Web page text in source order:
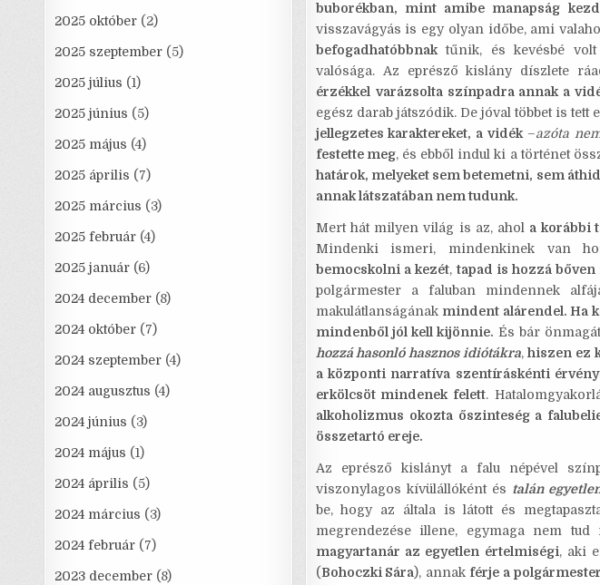
buborékban, mint amibe manapság
visszavágyás is egy olyan időbe, ami
befogadhatóbbnaktűnik, és kevésbé
valósága. Az eprésző kislány díszlete
érzékkel varázsolta színpadra annak a
egész darab játszódik. De jóval többet is tett
jellegzetes karaktereket, a vidék–azóta
festette meg, és ebből indul ki a történet
határok, melyeket sem betemetni, sem
annak látszatában nem tudunk.
Mert hát milyen világ is az, ahol a korábbi
Mindenki ismeri, mindenkinek van
bemocskolni a kezét,tapad is hozzá bőven
polgármester a faluban mindennek
makulátlanságának mindent alárendel. Ha
mindenből jól kell kijönnie. És bár
hozzá hasonló hasznos idiótákra,hiszen ez
a központi narratíva szentíráskénti
erkölcsöt mindenek felett.
alkoholizmus okozta őszinteség a
összetartó ereje.
Az eprésző kislányt a falu népével
viszonylagos kívülállóként és talán
be, hogy az általa is látott és
megrendezése illene, egymaga nem
magyartanár az egyetlen értelmiségi, aki
(Bohoczki Sára), annak férje a
2025 október (2)
2025 szeptember (5)
2025 július (1)
2025 június (5)
2025 május (4)
2025 április (7)
2025 március (3)
2025 február (4)
2025 január (6)
2024 december (8)
2024 október (7)
2024 szeptember (4)
2024 augusztus (4)
2024 június (3)
2024 május (1)
2024 április (5)
2024 március (3)
2024 február (7)
2023 december (8)